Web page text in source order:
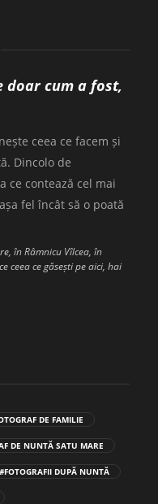
doar cum a fost,
ceea ce facem și
Dincolo de
ce contează cel mai
fel încât să o poată
în Râmnicu Vîlcea, în
ceea ce găsești pe aici, hai
DE FAMILIE
DE NUNTĂ SATU MARE
#FOTOGRAFII DUPĂ NUNTĂ